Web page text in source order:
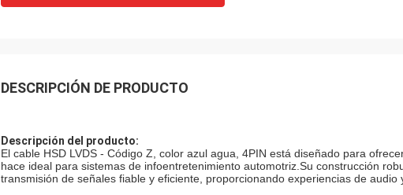
DESCRIPCIÓN DE PRODUCTO
Descripción del producto:
El cable HSD LVDS - Código Z, color azul agua, 4PIN está diseñado para
hace ideal para sistemas de infoentretenimiento automotriz.Su construcción
transmisión de señales fiable y eficiente, proporcionando experiencias de